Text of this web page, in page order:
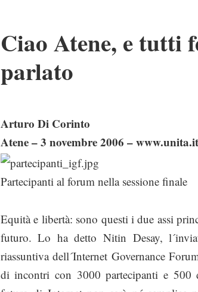
Ciao Atene, e tutti
parlato
Arturo Di Corinto
Atene – 3 novembre 2006 – www.unita.it
Partecipanti al forum nella sessione finale
Equità e libertà: sono questi i due assi
futuro. Lo ha detto Nitin Desay,
riassuntiva dell´Internet Governance
di incontri con 3000 partecipanti e 500